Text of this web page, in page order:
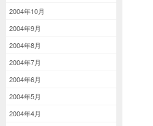
2004年10月
2004年9月
2004年8月
2004年7月
2004年6月
2004年5月
2004年4月